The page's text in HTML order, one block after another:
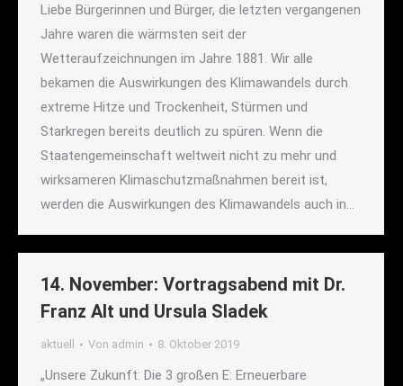
Liebe Bürgerinnen und Bürger, die letzten vergangenen
Jahre waren die wärmsten seit der
Wetteraufzeichnungen im Jahre 1881. Wir alle
bekamen die Auswirkungen des Klimawandels durch
extreme Hitze und Trockenheit, Stürmen und
Starkregen bereits deutlich zu spüren. Wenn die
Staatengemeinschaft weltweit nicht zu mehr und
wirksameren Klimaschutzmaßnahmen bereit ist,
werden die Auswirkungen des Klimawandels auch in…
14. November: Vortragsabend mit Dr.
Franz Alt und Ursula Sladek
aktuell Von admin 8. Oktober 2019
„Unsere Zukunft: Die 3 großen E: Erneuerbare